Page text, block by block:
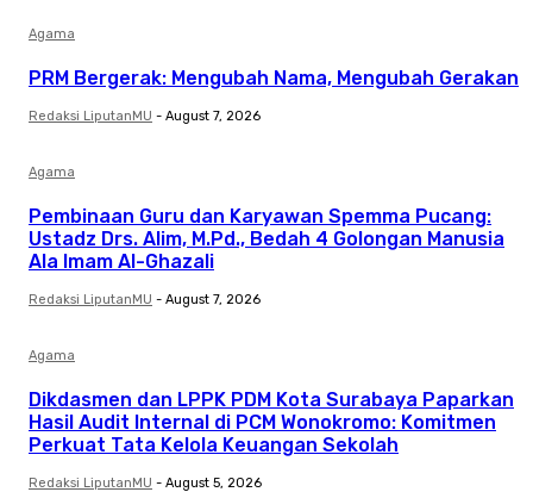
Agama
PRM Bergerak: Mengubah Nama, Mengubah Gerakan
Redaksi LiputanMU - August 7, 2026
Agama
Pembinaan Guru dan Karyawan Spemma Pucang:
Ustadz Drs. Alim, M.Pd., Bedah 4 Golongan Manusia
Ala Imam Al-Ghazali
Redaksi LiputanMU - August 7, 2026
Agama
Dikdasmen dan LPPK PDM Kota Surabaya Paparkan
Hasil Audit Internal di PCM Wonokromo: Komitmen
Perkuat Tata Kelola Keuangan Sekolah
Redaksi LiputanMU - August 5, 2026